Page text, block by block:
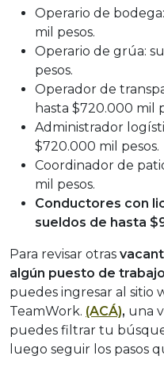
Operario de
mil pesos.
Operario de grúa:
pesos.
Operador de
hasta $720.000 mil
Administrador
$720.000 mil pesos.
Coordinador de
mil pesos.
Conductores con
sueldos de hasta
Para revisar otras
algún puesto de trabajo
puedes ingresar al sitio
TeamWork. (ACÁ), una
puedes filtrar tu
luego seguir los pasos